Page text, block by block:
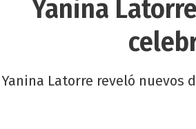
Yanina
Yanina Latorre reveló nuevos